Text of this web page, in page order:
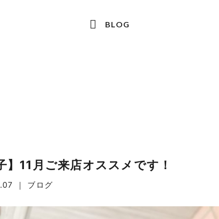
BLOG
】11月ご来店オススメです！
｜ ブログ